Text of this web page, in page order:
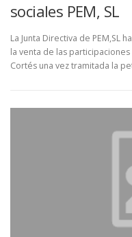
sociales PEM, SL
La Junta Directiva de PEM,SL
la venta de las
Cortés una vez tramitada la